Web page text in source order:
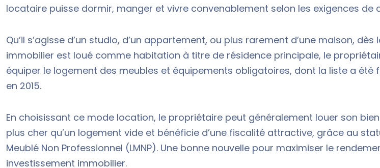
locataire puisse dormir, manger et vivre convenablement selon les exigences de
Qu’il s’agisse d’un studio, d’un appartement, ou plus rarement d’une maison, dès
immobilier est loué comme habitation à titre de résidence principale, le
équiper le logement des meubles et équipements obligatoires, dont la liste a été
en 2015.
En choisissant ce mode location, le propriétaire peut généralement louer son bien
plus cher qu’un logement vide et bénéficie d’une fiscalité attractive, grâce au
Meublé Non Professionnel (LMNP). Une bonne nouvelle pour maximiser le
investissement immobilier.